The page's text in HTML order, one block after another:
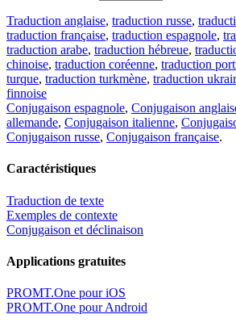
Traduction anglaise, traduction russe,
traduction française, traduction espagnole,
traduction arabe, traduction hébreue,
chinoise, traduction coréenne, traduction
turque, traduction turkmène, traduction
finnoise
Conjugaison espagnole, Conjugaison
allemande, Conjugaison italienne,
Conjugaison russe, Conjugaison française.
Caractéristiques
Traduction de texte
Exemples de contexte
Conjugaison et déclinaison
Applications gratuites
PROMT.One pour iOS
PROMT.One pour Android